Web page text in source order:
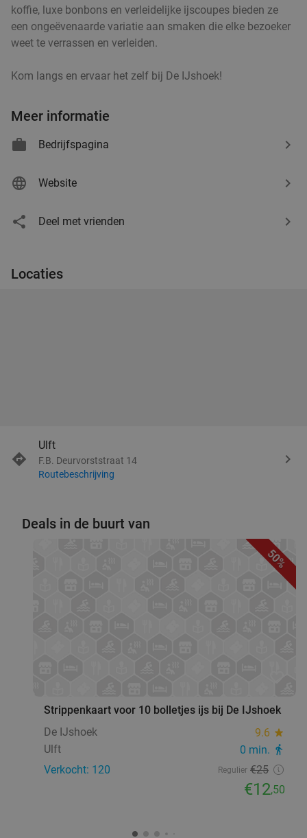
koffie, luxe bonbons en verleidelijke ijscoupes bieden ze
een ongeëvenaarde variatie aan smaken die elke bezoeker
weet te verrassen en verleiden.
Kom langs en ervaar het zelf bij De IJshoek!
Meer informatie
Bedrijfspagina
Website
Deel met vrienden
Locaties
Ulft
F.B. Deurvorststraat 14
Routebeschrijving
Deals in de buurt van
50%
Strippenkaart voor 10 bolletjes ijs bij De IJshoek
De IJshoek
9.6 star
Ulft 0 min. directions_walk
Verkocht: 120 Regulier €25
€12,50